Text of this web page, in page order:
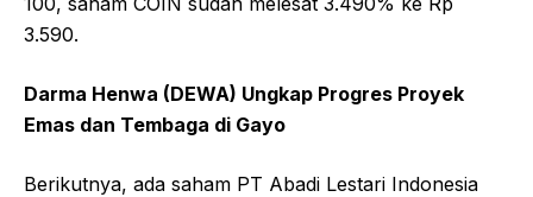
3.590.
Darma Henwa (DEWA) Ungkap Progres Proyek
Emas dan Tembaga di Gayo
Berikutnya, ada saham PT Abadi Lestari Indonesia